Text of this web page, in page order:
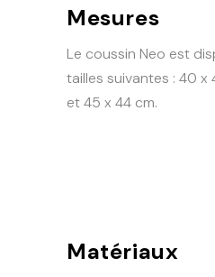
Mesures
Le coussin Neo est
tailles suivantes : 40 x
et 45 x 44 cm.
Matériaux